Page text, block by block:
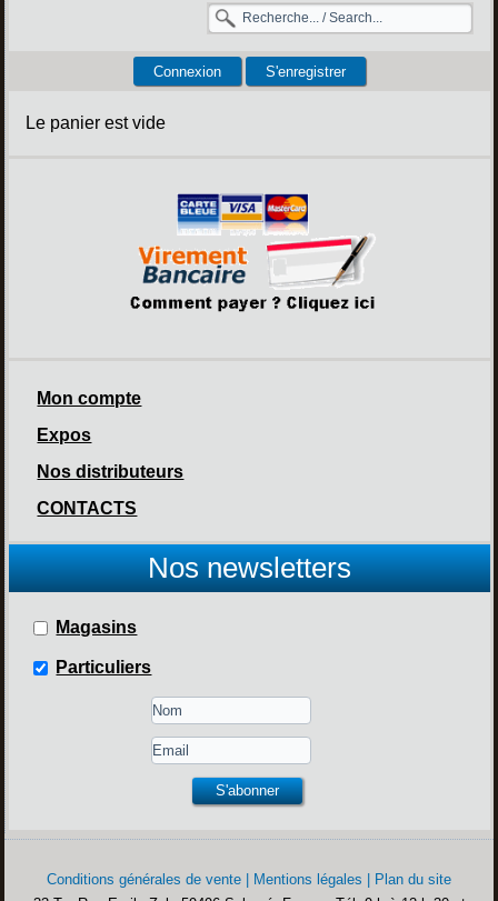
Connexion S'enregistrer
Le panier est vide
Mon compte
Expos
Nos distributeurs
CONTACTS
Nos newsletters
Magasins
Particuliers
Conditions générales de vente | Mentions légales | Plan du site